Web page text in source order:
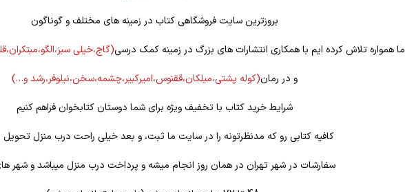
بروزترین سایت فروشگاهی کتاب در زمینه های مختلف و گوناگون
ما همواره تلاش کرده ایم با همکاری انتشارات های بزرگ در زمینه کمک درسی(گاج،خیلی
و در رمان(کوله پشتی،میلکان،ققنوس،امیرکبیر،چشمه،سخن،نیلوفر،رشد و…)
شرایط خرید کتاب با تخفیف ویژه برای شما دوستان کتابخوان فراهم کنیم
کافیه کتابی رو که مدنظرتونه را در سایت ما ثبت، و بعد خیلی راحت درب منزل تحویل
سفارشات در شهر تهران در همان روز انجام میشه و پرداخت درب منزل میباشد و شهر